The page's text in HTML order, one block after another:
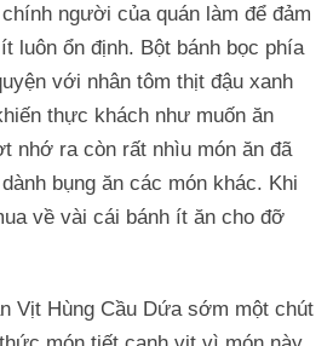
người của quán làm để đảm
luôn ổn định. Bột bánh bọc phía
với nhân tôm thịt đậu xanh
thực khách như muốn ăn
nhớ ra còn rất nhìu món ăn đã
bụng ăn các món khác. Khi
về vài cái bánh ít ăn cho đỡ
Vịt Hùng Cầu Dứa sớm một chút